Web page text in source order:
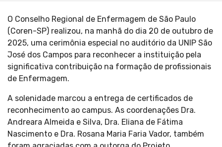
O Conselho Regional de Enfermagem de São Paulo
(Coren-SP) realizou, na manhã do dia 20 de outubro de
2025, uma cerimônia especial no auditório da UNIP São
José dos Campos para reconhecer a instituição pela
significativa contribuição na formação de profissionais
de Enfermagem.
A solenidade marcou a entrega de certificados de
reconhecimento ao campus. As coordenações Dra.
Andreara Almeida e Silva, Dra. Eliana de Fátima
Nascimento e Dra. Rosana Maria Faria Vador, também